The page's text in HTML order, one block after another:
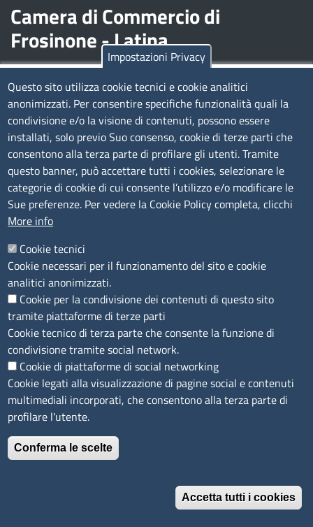
Camera di Commercio di
Frosinone - Latina
Contatti
Sede Legale di Latina: Viale Umberto I, 80 - 04100 (LT)
tel. 0773/6721
Sede di Frosinone: Via Alcide De Gasperi, 1 - 03100 (FR)
tel. 0775/2751
Peccciaa@pec.frlt.camcom.it
Ufficio relazioni con il pubblico
Codice Fiscale e Partita Iva: 02957560598
Codice univoco ufficio fatt.elettronica: 1TOEDU
Seguici su
Sito web
Accesso riservato
Mappa del sito
Feedback accessibilità
Note legali
Dichiarazione di accessibilità
Impostazioni Privacy
Questo sito utilizza cookie tecnici e cookie analitici
anonimizzati. Per consentire specifiche funzionalità quali la
condivisione e/o la visione di contenuti, possono essere
installati, solo previo Suo consenso, cookie di terze parti che
consentono alla terza parte di profilare gli utenti. Tramite
questo banner, può accettare tutti i cookies, selezionare le
categorie di cookie di cui consente l’utilizzo e/o modificare le
Sue preferenze. Per vedere la Cookie Policy completa, clicchi
More info
Cookie tecnici
Cookie necessari per il funzionamento del sito e cookie
analitici anonimizzati.
Cookie per la condivisione dei contenuti di questo sito
tramite piattaforme di terze parti
Cookie tecnico di terza parte che consente la funzione di
condivisione tramite social network.
Cookie di piattaforme di social networking
Cookie legati alla visualizzazione di pagine social e contenuti
multimediali incorporati, che consentono alla terza parte di
profilare l'utente.
Conferma le scelte
Accetta tutti i cookies